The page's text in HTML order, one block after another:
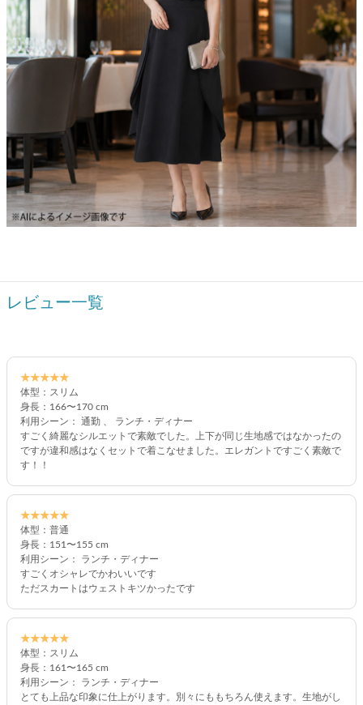
レビュー一覧
★★★★★
体型：スリム
身長：166〜170 cm
利用シーン： 通勤 、 ランチ・ディナー
すごく綺麗なシルエットで素敵でした。上下が同じ生地感ではなかったの
ですが違和感はなくセットで着こなせました。エレガントですごく素敵で
す！！
★★★★★
体型：普通
身長：151〜155 cm
利用シーン： ランチ・ディナー
すごくオシャレでかわいいです
ただスカートはウェストキツかったです
★★★★★
体型：スリム
身長：161〜165 cm
利用シーン： ランチ・ディナー
とても上品な印象に仕上がります。別々にももちろん使えます。生地がし